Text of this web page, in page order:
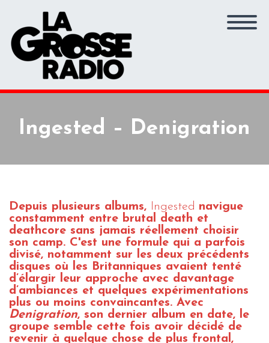
Ingested – Denigration
Depuis plusieurs albums, Ingested navigue
constamment entre brutal death et
deathcore sans jamais réellement choisir
son camp. C'est une formule qui a parfois
divisé, notamment sur les deux précédents
disques où les Britanniques avaient tenté
d’élargir leur approche avec davantage
d’ambiances et quelques expérimentations
plus ou moins convaincantes. Avec
Denigration, son dernier album en date, le
groupe semble cette fois avoir décidé de
revenir à quelque chose de plus frontal,